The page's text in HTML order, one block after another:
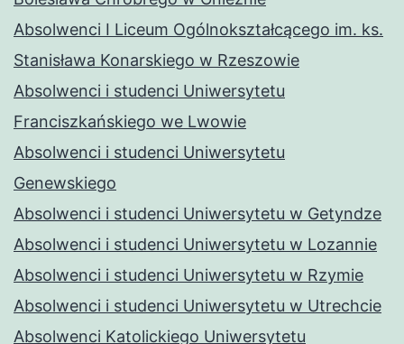
Absolwenci I Liceum Ogólnokształcącego im. ks.
Stanisława Konarskiego w Rzeszowie
Absolwenci i studenci Uniwersytetu
Franciszkańskiego we Lwowie
Absolwenci i studenci Uniwersytetu
Genewskiego
Absolwenci i studenci Uniwersytetu w Getyndze
Absolwenci i studenci Uniwersytetu w Lozannie
Absolwenci i studenci Uniwersytetu w Rzymie
Absolwenci i studenci Uniwersytetu w Utrechcie
Absolwenci Katolickiego Uniwersytetu